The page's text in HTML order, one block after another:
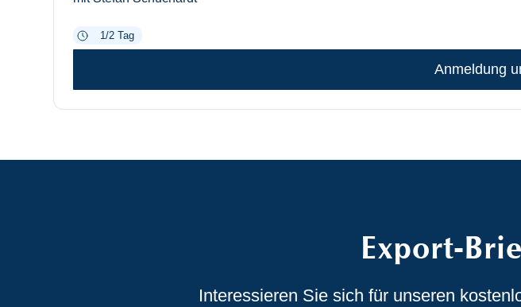
1/2 Tag
Anmeldung
Export-
Interessieren Sie sich für unseren